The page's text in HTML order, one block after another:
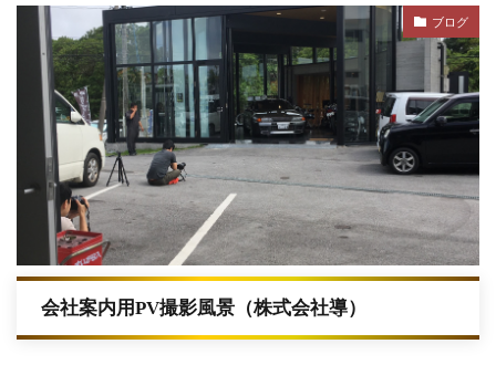
ブログ
会社案内用PV撮影風景（株式会社導）